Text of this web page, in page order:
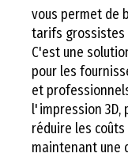
vous permet de
tarifs grossistes
C'est une
pour les
et
l'impression 3D,
réduire les
maintenant une